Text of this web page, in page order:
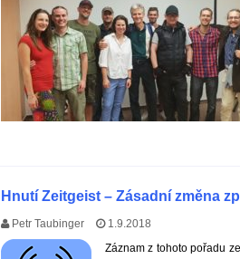
Hnutí Zeitgeist – Zásadní změna
Petr Taubinger
1.9.2018
Záznam z tohoto pořadu